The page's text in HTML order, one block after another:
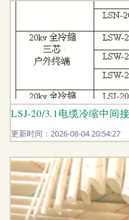
LSJ-20/3.1电缆冷缩中间
更新时间：2026-08-04 20:54:27